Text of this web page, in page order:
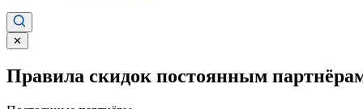
✕
Правила скидок постоянным